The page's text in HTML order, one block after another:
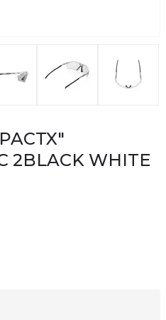
2BLACK WHITE